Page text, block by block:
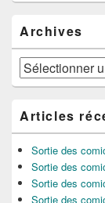
Archives
Archives
Articles
Sortie des
Sortie des
Sortie des
Sortie des